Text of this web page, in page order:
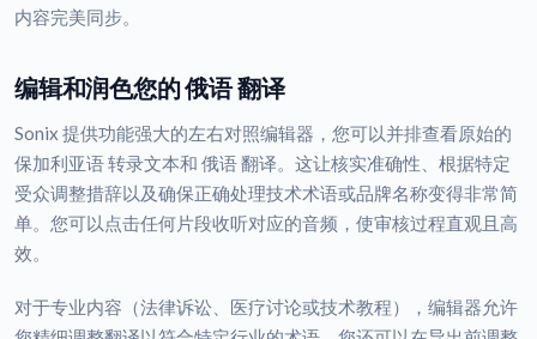
内容完美同步。
编辑和润色您的 俄语 翻译
Sonix 提供功能强大的左右对照编辑器，您可以并排查看原始的
保加利亚语 转录文本和 俄语 翻译。这让核实准确性、根据特定
受众调整措辞以及确保正确处理技术术语或品牌名称变得非常简
单。您可以点击任何片段收听对应的音频，使审核过程直观且高
效。
对于专业内容（法律诉讼、医疗讨论或技术教程），编辑器允许